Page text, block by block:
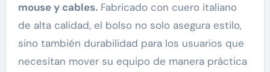
mouse y cables.Fabricado con cuero italiano
de alta calidad, el bolso no solo asegura estilo,
sino también durabilidad para los usuarios que
necesitan mover su equipo de manera práctica